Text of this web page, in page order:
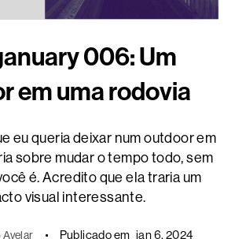
006: Um
em uma rodovia
eu queria deixar num outdoor em
sobre mudar o tempo todo, sem
é. Acredito que ela traria um
visual interessante.
Publicado em jan 6, 2024